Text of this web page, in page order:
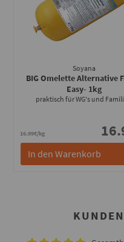
Soyana
BIG Omelette Alternative
Easy- 1kg
praktisch für WG's und
16.99€/kg
In den Warenkorb